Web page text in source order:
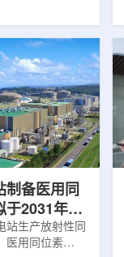
同一治疗流程
导放射治疗的精
实施方案以
版本为基础，集
成像系统
度患者定位台
及表面引导放
。亚洲大学医
制备医用同
于2031年商
站生产放射性同
医用同位素